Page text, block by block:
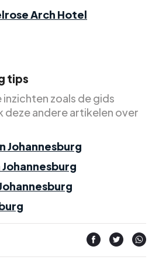
Arch Hotel
tips
zoals de gids
deze andere artikelen over
Johannesburg